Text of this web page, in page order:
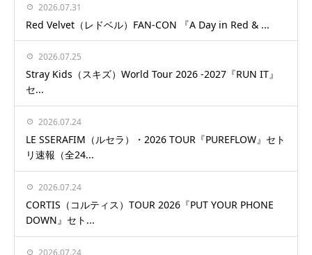
2026.07.31
Red Velvet（レドベル）FAN-CON 『A Day in Red & ...
2026.07.25
Stray Kids（スキズ）World Tour 2026 -2027『RUN IT』
セ...
2026.07.24
LE SSERAFIM（ルセラ）・2026 TOUR『PUREFLOW』セト
リ速報（全24...
2026.07.24
CORTIS（コルティス）TOUR 2026『PUT YOUR PHONE
DOWN』セト...
2026.07.24